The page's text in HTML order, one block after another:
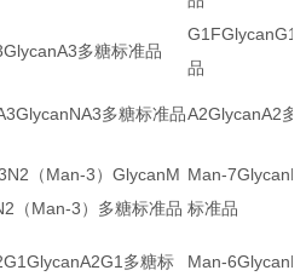
多糖标准品
品
多糖标准品A2GlycanA2多
（Man-3）GlycanM
（Man-3）多糖标准品
Man-
标准品
多糖标
Man-